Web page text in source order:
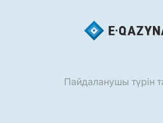
Пайдаланушы түрін